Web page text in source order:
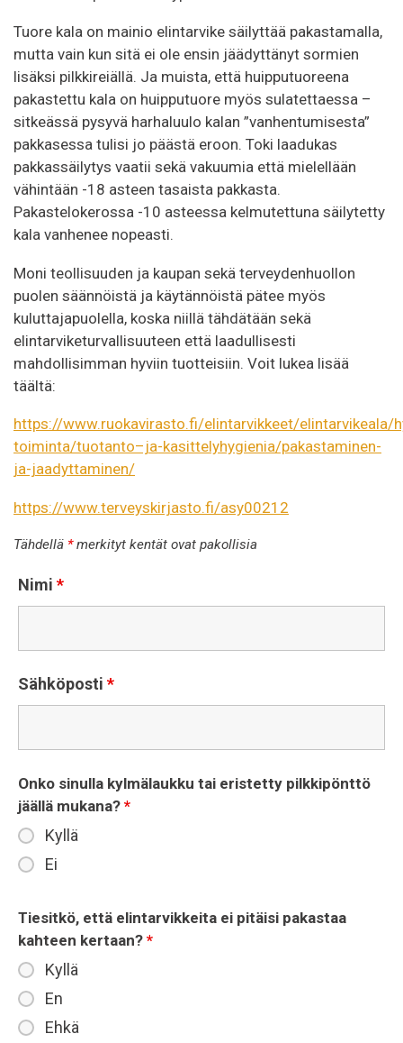
Tuore kala on mainio elintarvike säilyttää pakastamalla,
mutta vain kun sitä ei ole ensin jäädyttänyt sormien
lisäksi pilkkireiällä. Ja muista, että huipputuoreena
pakastettu kala on huipputuore myös sulatettaessa –
sitkeässä pysyvä harhaluulo kalan ”vanhentumisesta”
pakkasessa tulisi jo päästä eroon. Toki laadukas
pakkassäilytys vaatii sekä vakuumia että mielellään
vähintään -18 asteen tasaista pakkasta.
Pakastelokerossa -10 asteessa kelmutettuna säilytetty
kala vanhenee nopeasti.
Moni teollisuuden ja kaupan sekä terveydenhuollon
puolen säännöistä ja käytännöistä pätee myös
kuluttajapuolella, koska niillä tähdätään sekä
elintarviketurvallisuuteen että laadullisesti
mahdollisimman hyviin tuotteisiin. Voit lukea lisää
täältä:
https://www.ruokavirasto.fi/elintarvikkeet/elintarvikeala/
toiminta/tuotanto–ja-kasittelyhygienia/pakastaminen-
ja-jaadyttaminen/
https://www.terveyskirjasto.fi/asy00212
Tähdellä *merkityt kentät ovat pakollisia
Nimi *
Sähköposti *
Onko sinulla kylmälaukku tai eristetty pilkkipönttö
jäällä mukana? *
Kyllä
Ei
Tiesitkö, että elintarvikkeita ei pitäisi pakastaa
kahteen kertaan? *
Kyllä
En
Ehkä